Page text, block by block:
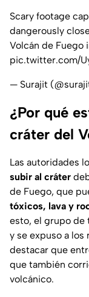
Scary footage
dangerously
Volcán de Fuego
pic.twitter.com/
— Surajit
¿Por qué
cráter del
Las autoridades
subir al cráter
de Fuego, que
tóxicos, lava y
esto, el grupo de
y se expuso a los
destacar que
que también
volcánico.